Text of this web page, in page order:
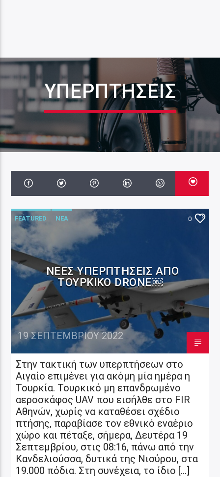
ΥΠΕΡΠΤΉΣΕΙΣ
FEATURED ΝΕΑ 0
ΝΈΕΣ ΥΠΕΡΠΤΉΣΕΙΣ ΑΠΌ
ΤΟΥΡΚΙΚΌ DRONE￼
19 ΣΕΠΤΕΜΒΡΊΟΥ 2022
Στην τακτική των υπερπτήσεων στο
Αιγαίο επιμένει για ακόμη μία ημέρα η
Τουρκία. Τουρκικό μη επανδρωμένο
αεροσκάφος UAV που εισήλθε στο FIR
Αθηνών, χωρίς να καταθέσει σχέδιο
πτήσης, παραβίασε τον εθνικό εναέριο
χώρο και πέταξε, σήμερα, Δευτέρα 19
Σεπτεμβρίου, στις 08:16, πάνω από την
Κανδελιούσσα, δυτικά της Νισύρου, στα
19.000 πόδια. Στη συνέχεια, το ίδιο […]